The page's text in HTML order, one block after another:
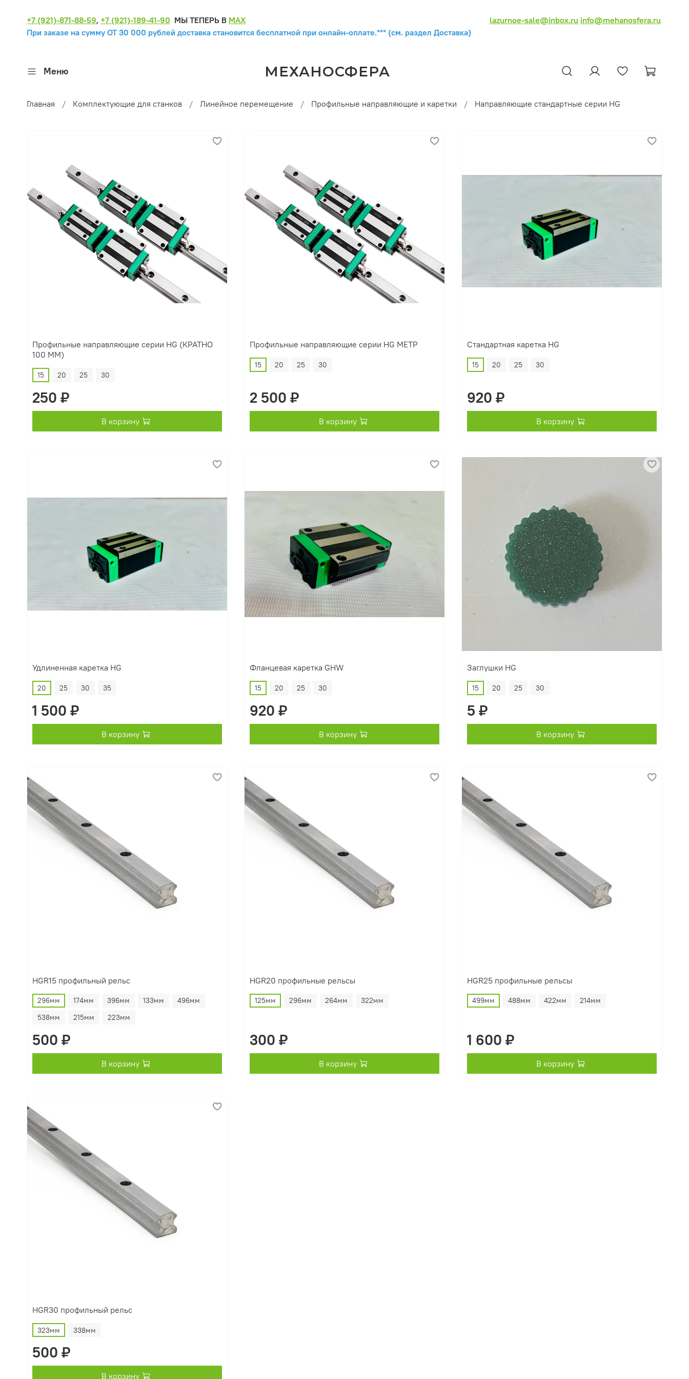
+7 (921)-871-88-59, +7 (921)-189-41-90 МЫ ТЕПЕРЬ В MAX lazurnoe-sale@inbox.ru info@mehanosfera.ru
При заказе на сумму ОТ 30 000 рублей доставка становится бесплатной при онлайн-оплате.*** (см. раздел Доставка)
Меню МЕХАНОСФЕРА
Главная Комплектующие для станков Линейное перемещение Профильные направляющие и каретки Направляющие стандартные серии HG
Профильные направляющие серии HG (КРАТНО
100 ММ)
15 20 25 30
250 ₽
В корзину
Профильные направляющие серии HG МЕТР
15 20 25 30
2 500 ₽
В корзину
Стандартная каретка HG
15 20 25 30
920 ₽
В корзину
Удлиненная каретка HG
20 25 30 35
1 500 ₽
В корзину
Фланцевая каретка GHW
15 20 25 30
920 ₽
В корзину
Заглушки HG
15 20 25 30
5 ₽
В корзину
HGR15 профильный рельс
296мм 174мм 396мм 133мм
496мм
538мм
215мм 223мм
500 ₽
В корзину
HGR20 профильные рельсы
125мм 296мм 264мм 322мм
300 ₽
В корзину
HGR25 профильные рельсы
499мм 488мм 422мм 214мм
1 600 ₽
В корзину
HGR30 профильный рельс
323мм 338мм
500 ₽
В корзину